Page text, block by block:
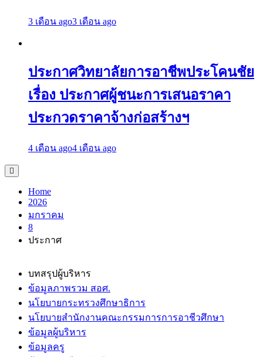
3 เดือน ago3 เดือน ago
ประกาศวิทยาลัยการอาชีพประโคนชัย
เรื่อง ประกาศผู้ชนะการเสนอราคา
ประกวดราคาจ้างก่อสร้างฯ
4 เดือน ago4 เดือน ago
Home
2026
มกราคม
8
ประกาศ
บทสรุปผู้บริหาร
ข้อมูลภาพรวม สอศ.
นโยบายกระทรวงศึกษาธิการ
นโยบายสำนักงานคณะกรรมการการอาชีวศึกษา
ข้อมูลผู้บริหาร
ข้อมูลครู